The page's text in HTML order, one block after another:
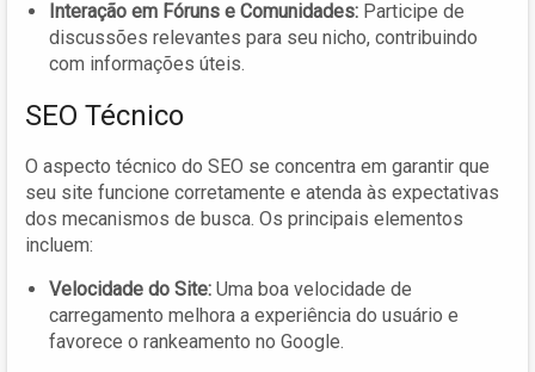
Interação em Fóruns e Comunidades: Participe de
discussões relevantes para seu nicho, contribuindo
com informações úteis.
SEO Técnico
O aspecto técnico do SEO se concentra em garantir que
seu site funcione corretamente e atenda às expectativas
dos mecanismos de busca. Os principais elementos
incluem:
Velocidade do Site: Uma boa velocidade de
carregamento melhora a experiência do usuário e
favorece o rankeamento no Google.